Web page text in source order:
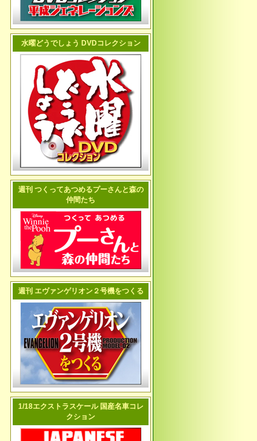
水曜どうでしょう DVDコレクション
週刊 つくってあつめるプーさんと森の
仲間たち
週刊 エヴァンゲリオン２号機をつくる
1/18エクストラスケール 国産名車コレ
クション